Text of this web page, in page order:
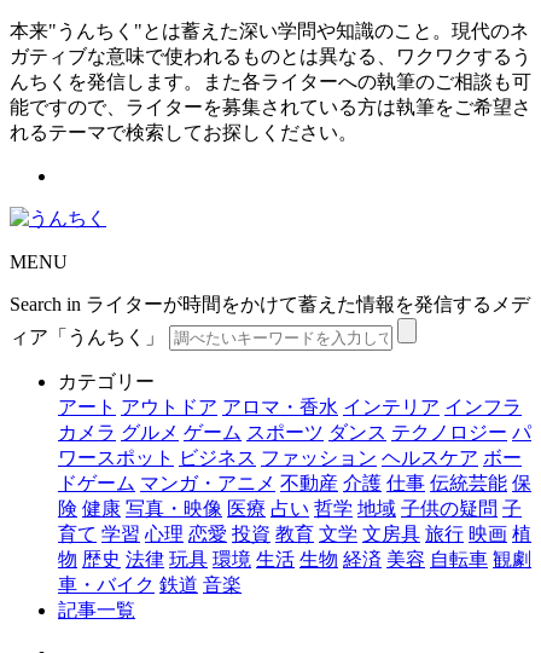
本来"うんちく"とは蓄えた深い学問や知識のこと。現代のネ
ガティブな意味で使われるものとは異なる、ワクワクするう
んちくを発信します。また各ライターへの執筆のご相談も可
能ですので、ライターを募集されている方は執筆をご希望さ
れるテーマで検索してお探しください。
MENU
Search in ライターが時間をかけて蓄えた情報を発信するメデ
ィア「うんちく」
カテゴリー
アート アウトドア アロマ・香水 インテリア インフラ
カメラ グルメ ゲーム スポーツ ダンス テクノロジー パ
ワースポット
ビジネス ファッション ヘルスケア ボー
ドゲーム マンガ・アニメ 不動産 介護 仕事 伝統芸能 保
険 健康 写真・映像 医療 占い 哲学 地域 子供の疑問 子
育て 学習 心理 恋愛 投資 教育 文学 文房具 旅行 映画 植
物 歴史 法律 玩具 環境 生活 生物 経済 美容 自転車 観劇
車・バイク 鉄道 音楽
記事一覧